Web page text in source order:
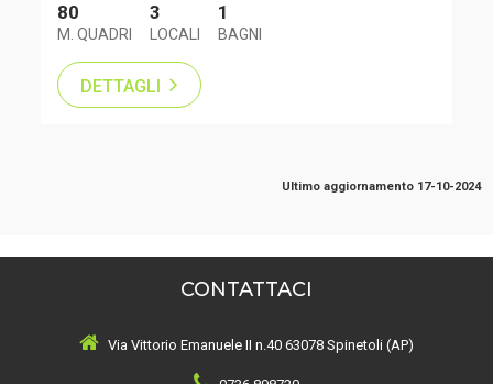
80
M. QUADRI
3
LOCALI
1
BAGNI
DETTAGLI
Ultimo aggiornamento 17-10-2024
CONTATTACI
Via Vittorio Emanuele II n.40 63078 Spinetoli (AP)